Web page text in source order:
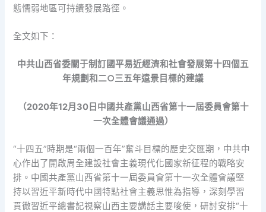
態懦弱地區可持續發展路徑。
全文如下：
中共山西省委關于制訂國平易近經濟和社會發展第十四個五
年規劃和二○三五年遠景目標的建議
（2020年12月30日中國共產黨山西省第十一屆委員會第十
一次全體會議通過）
“十四五”時期是“兩個一百年”奮斗目標的歷史交匯期，中共中
心作出了開啟周全建設社會主義現代化國家新征程的戰略安
排。中國共產黨山西省第十一屆委員會第十一次全體會議堅
持以習近平新時代中國特點社會主義思惟為指導，深刻學習
貫徹習近平總書記視察山西主要講話主要唆使，研討安排“十